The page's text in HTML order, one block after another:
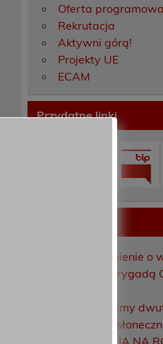
Oferta programowa
Rekrutacja
Aktywni górą!
Projekty UE
ECAM
Przydatne linki
Porozumienie o
Dolnośląską
Zakończyliśmy
zawodowy w
REKRUTACJA NA